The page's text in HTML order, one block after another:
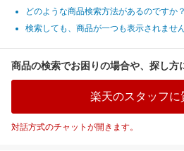
どのような商品検索方法があるのですか？
検索しても、商品が一つも表示されませ
商品の検索でお困りの場合や、探し方
楽天のスタッフに
対話方式のチャットが開きます。